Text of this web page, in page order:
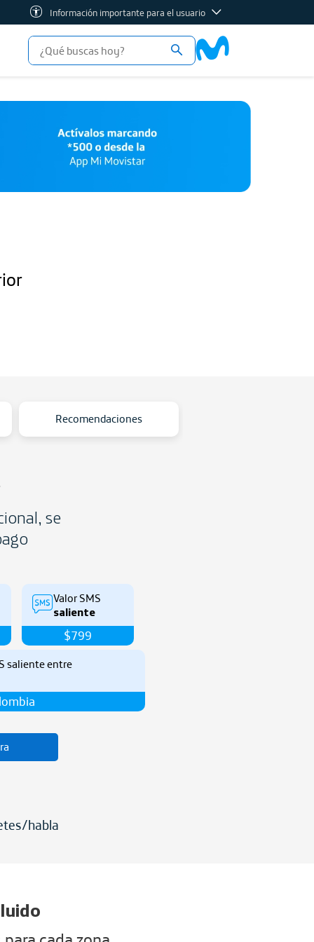
Información importante para el usuario
Recomendaciones
se
Valor SMS
saliente
$799
saliente entre
habla